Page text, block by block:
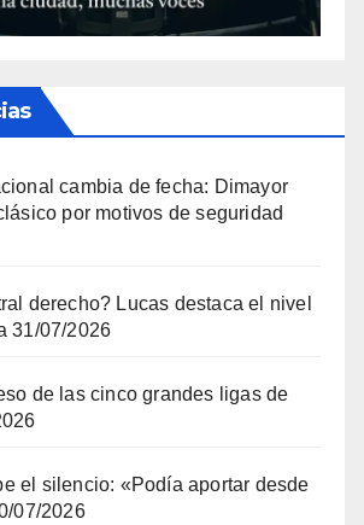
cambia de fecha: Dimayor
por motivos de seguridad
derecho? Lucas destaca el nivel
31/07/2026
de las cinco grandes ligas de
el silencio: «Podía aportar desde
07/2026